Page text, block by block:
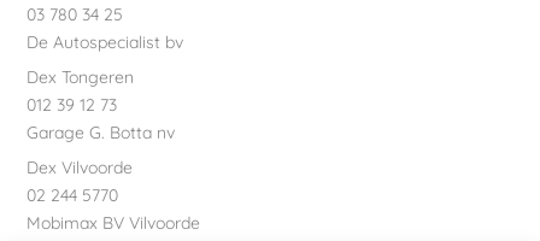
03 780 34 25
De Autospecialist bv
Dex Tongeren
012 39 12 73
Garage G. Botta nv
Dex Vilvoorde
02 244 5770
Mobimax BV Vilvoorde